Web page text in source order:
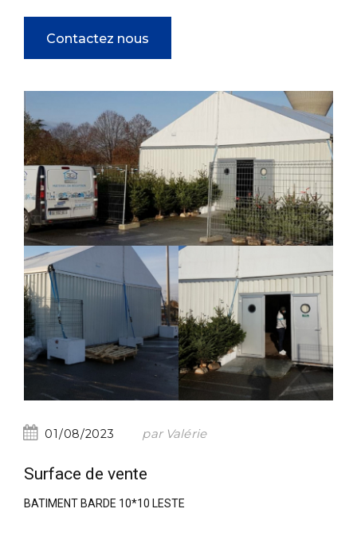
Contactez nous
01/08/2023 par Valérie
Surface de vente
BATIMENT BARDE 10*10 LESTE